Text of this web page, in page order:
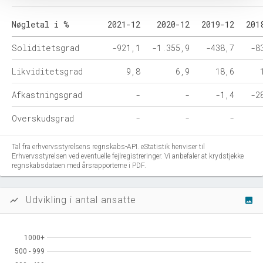
Nøgletal i % 2021-12 2020-12 2019-12
Soliditetsgrad -921,1 -1.355,9 -438,7 -
Likviditetsgrad 9,8 6,9 18,6
Afkastningsgrad - - -1,4 -
Overskudsgrad - - -
Tal fra erhvervsstyrelsens regnskabs-API. eStatistik henviser til
Erhvervsstyrelsen ved eventuelle fejlregistreringer. Vi anbefaler at krydstjekke
regnskabsdataen med årsrapporterne i PDF.
show_chart Udvikling i antal ansatte image
500 - 999
500 - 999
1000+
1000+